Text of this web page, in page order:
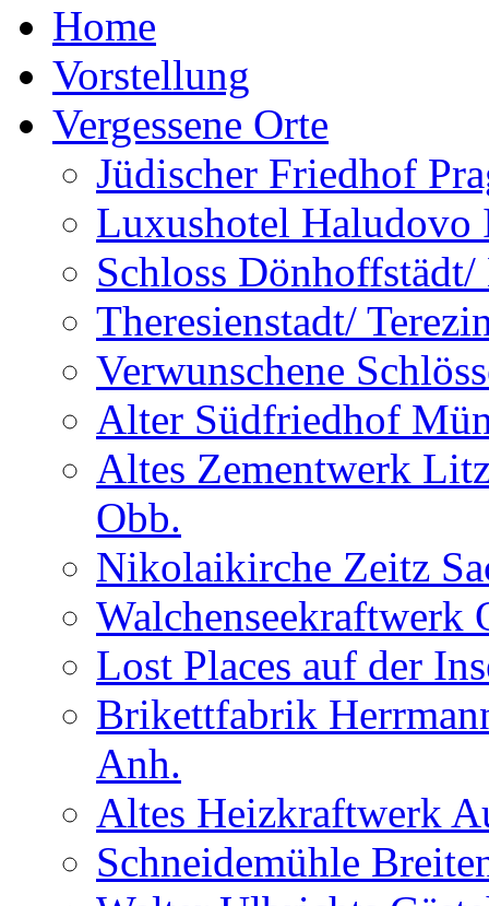
Home
Vorstellung
Vergessene Orte
Jüdischer Friedhof
Luxushotel
Schloss Dönhoffstädt/
Theresienstadt/
Verwunschene
Alter Südfriedhof
Altes Zementwerk
Obb.
Nikolaikirche Zeitz
Walchenseekraftwerk
Lost Places auf der
Brikettfabrik
Anh.
Altes Heizkraftwerk
Schneidemühle